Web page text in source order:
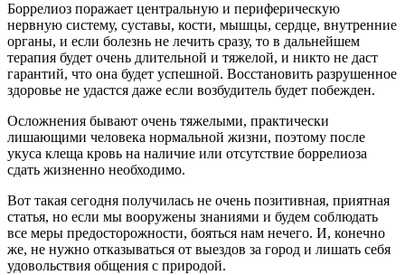
Боррелиоз поражает центральную и периферическую
нервную систему, суставы, кости, мышцы, сердце, внутренние
органы, и если болезнь не лечить сразу, то в дальнейшем
терапия будет очень длительной и тяжелой, и никто не даст
гарантий, что она будет успешной. Восстановить разрушенное
здоровье не удастся даже если возбудитель будет побежден.
Осложнения бывают очень тяжелыми, практически
лишающими человека нормальной жизни, поэтому после
укуса клеща кровь на наличие или отсутствие боррелиоза
сдать жизненно необходимо.
Вот такая сегодня получилась не очень позитивная, приятная
статья, но если мы вооружены знаниями и будем соблюдать
все меры предосторожности, бояться нам нечего. И, конечно
же, не нужно отказываться от выездов за город и лишать себя
удовольствия общения с природой.